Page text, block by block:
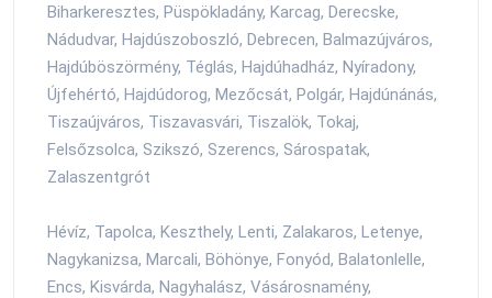
Biharkeresztes, Püspökladány, Karcag, Derecske,
Nádudvar, Hajdúszoboszló, Debrecen, Balmazújváros,
Hajdúböszörmény, Téglás, Hajdúhadház, Nyíradony,
Újfehértó, Hajdúdorog, Mezőcsát, Polgár, Hajdúnánás,
Tiszaújváros, Tiszavasvári, Tiszalök, Tokaj,
Felsőzsolca, Szikszó, Szerencs, Sárospatak,
Zalaszentgrót
Hévíz, Tapolca, Keszthely, Lenti, Zalakaros, Letenye,
Nagykanizsa, Marcali, Böhönye, Fonyód, Balatonlelle,
Encs, Kisvárda, Nagyhalász, Vásárosnamény,